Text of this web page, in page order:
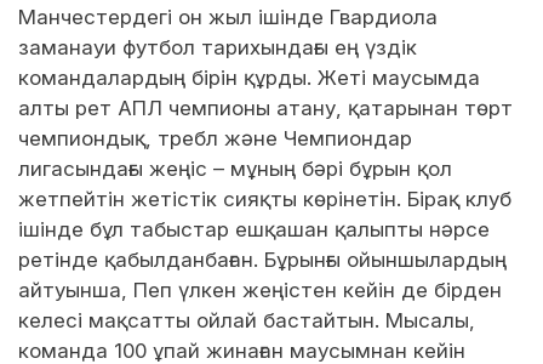
Манчестердегі он жыл ішінде Гвардиола
заманауи футбол тарихындағы ең үздік
командалардың бірін құрды. Жеті маусымда
алты рет АПЛ чемпионы атану, қатарынан төрт
чемпиондық, требл және Чемпиондар
лигасындағы жеңіс – мұның бәрі бұрын қол
жетпейтін жетістік сияқты көрінетін. Бірақ клуб
ішінде бұл табыстар ешқашан қалыпты нәрсе
ретінде қабылданбаған. Бұрынғы ойыншылардың
айтуынша, Пеп үлкен жеңістен кейін де бірден
келесі мақсатты ойлай бастайтын. Мысалы,
команда 100 ұпай жинаған маусымнан кейін